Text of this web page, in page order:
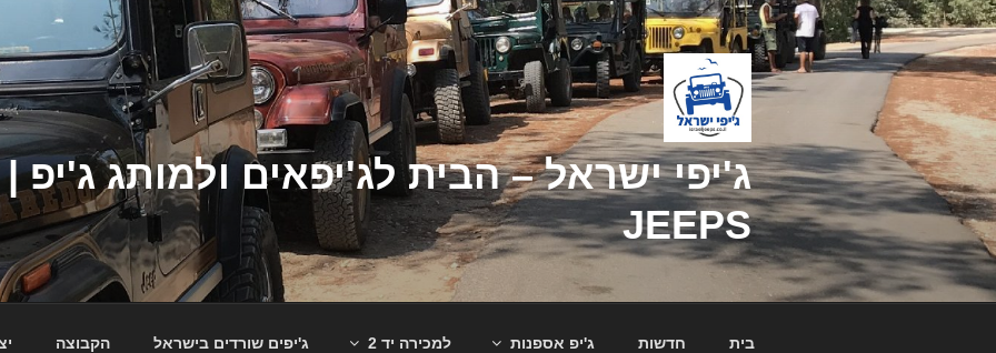
דילוג
לתוכן
JEEPS
בית חדשות ג'יפ אספנות למכירה יד 2 ג'יפים שורדים בישראל הקבוצה